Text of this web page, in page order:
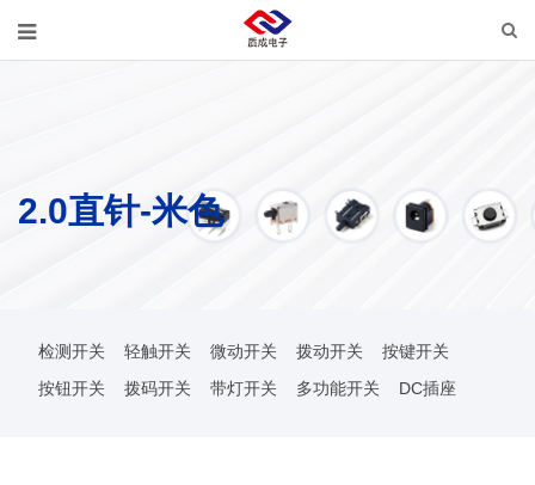
2.0直针-米色
检测开关 轻触开关 微动开关 拨动开关
按键开关
按钮开关
拨码开关 带灯开关 多功能开关 DC插座